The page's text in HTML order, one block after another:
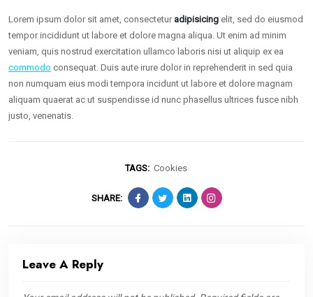
Lorem ipsum dolor sit amet, consectetur adipisicing elit, sed do eiusmod
tempor incididunt ut labore et dolore magna aliqua. Ut enim ad minim
veniam, quis nostrud exercitation ullamco laboris nisi ut aliquip ex ea
commodo consequat. Duis aute irure dolor in reprehenderit in sed quia
non numquam eius modi tempora incidunt ut labore et dolore magnam
aliquam quaerat ac ut suspendisse id nunc phasellus ultrices fusce nibh
justo, venenatis.
TAGS: Cookies
SHARE:
Leave A Reply